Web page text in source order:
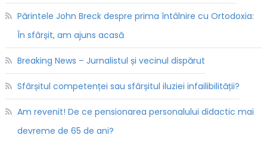
Părintele John Breck despre prima întâlnire cu Ortodoxia:
În sfârșit, am ajuns acasă
Breaking News – Jurnalistul și vecinul dispărut
Sfârșitul competenței sau sfârșitul iluziei infailibilității?
Am revenit! De ce pensionarea personalului didactic mai
devreme de 65 de ani?